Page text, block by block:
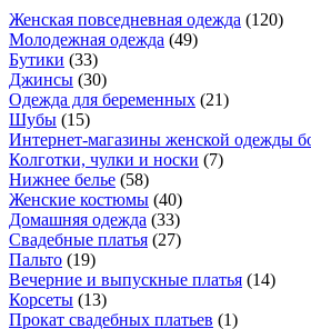
Женская повседневная одежда (120)
Молодежная одежда (49)
Бутики (33)
Джинсы (30)
Одежда для беременных (21)
Шубы (15)
Интернет-магазины женской одежды
Колготки, чулки и носки (7)
Нижнее белье (58)
Женские костюмы (40)
Домашняя одежда (33)
Свадебные платья (27)
Пальто (19)
Вечерние и выпускные платья (14)
Корсеты (13)
Прокат свадебных платьев (1)